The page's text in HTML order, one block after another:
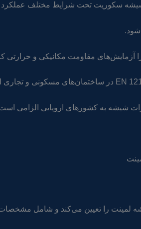
شیشه سکوریت تحت شرایط مختلف
شود.
مقاومت مکانیکی و حرارتی
شیشه به کشورهای اروپایی الزامی